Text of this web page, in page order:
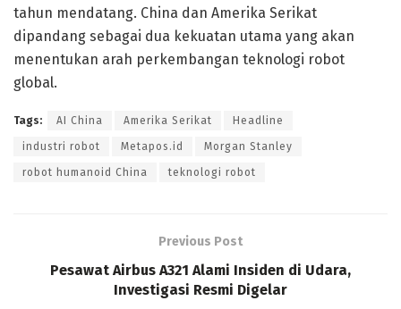
tahun mendatang. China dan Amerika Serikat
dipandang sebagai dua kekuatan utama yang akan
menentukan arah perkembangan teknologi robot
global.
Tags: AI China Amerika Serikat Headline
industri robot Metapos.id Morgan Stanley
robot humanoid China teknologi robot
Previous Post
Pesawat Airbus A321 Alami Insiden di Udara,
Investigasi Resmi Digelar